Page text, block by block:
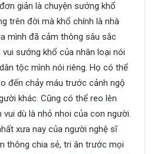
giản là chuyện sướng khổ
trên đời mà khổ chính là nhà
mình đã cảm thông sâu sắc
sướng khổ của nhân loại nói
tộc mình nói riêng. Họ có thể
đến chảy máu trước cảnh ngộ
khác. Cũng có thể reo lên
dù là nhỏ nhoi của con người.
xưa nay của người nghệ sĩ
thông chia sẻ, tri ân trước mọi